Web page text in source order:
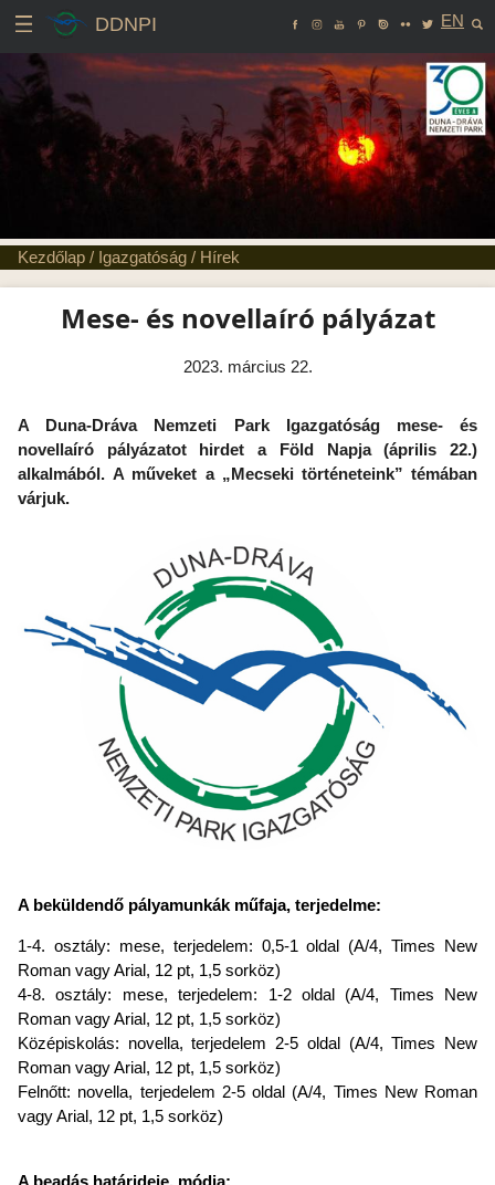
DDNPI EN
Kezdőlap / Igazgatóság / Hírek
Mese- és novellaíró pályázat
2023. március 22.
A Duna-Dráva Nemzeti Park Igazgatóság mese- és
novellaíró pályázatot hirdet a Föld Napja (április 22.)
alkalmából. A műveket a „Mecseki történeteink” témában
várjuk.
A beküldendő pályamunkák műfaja, terjedelme:
1-4. osztály: mese, terjedelem: 0,5-1 oldal (A/4, Times New
Roman vagy Arial, 12 pt, 1,5 sorköz)
4-8. osztály: mese, terjedelem: 1-2 oldal (A/4, Times New
Roman vagy Arial, 12 pt, 1,5 sorköz)
Középiskolás: novella, terjedelem 2-5 oldal (A/4, Times New
Roman vagy Arial, 12 pt, 1,5 sorköz)
Felnőtt: novella, terjedelem 2-5 oldal (A/4, Times New Roman
vagy Arial, 12 pt, 1,5 sorköz)
A beadás határideje, módja: